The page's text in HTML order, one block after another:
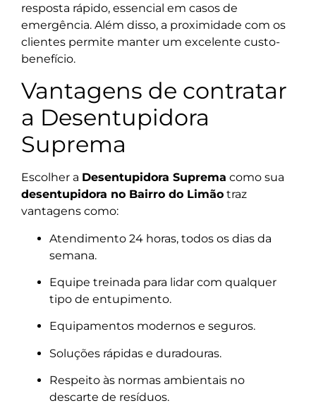
resposta rápido, essencial em casos de
emergência. Além disso, a proximidade com os
clientes permite manter um excelente custo-
benefício.
Vantagens de contratar
a Desentupidora
Suprema
Escolher a Desentupidora Suprema como sua
desentupidora no Bairro do Limão traz
vantagens como:
Atendimento 24 horas, todos os dias da
semana.
Equipe treinada para lidar com qualquer
tipo de entupimento.
Equipamentos modernos e seguros.
Soluções rápidas e duradouras.
Respeito às normas ambientais no
descarte de resíduos.